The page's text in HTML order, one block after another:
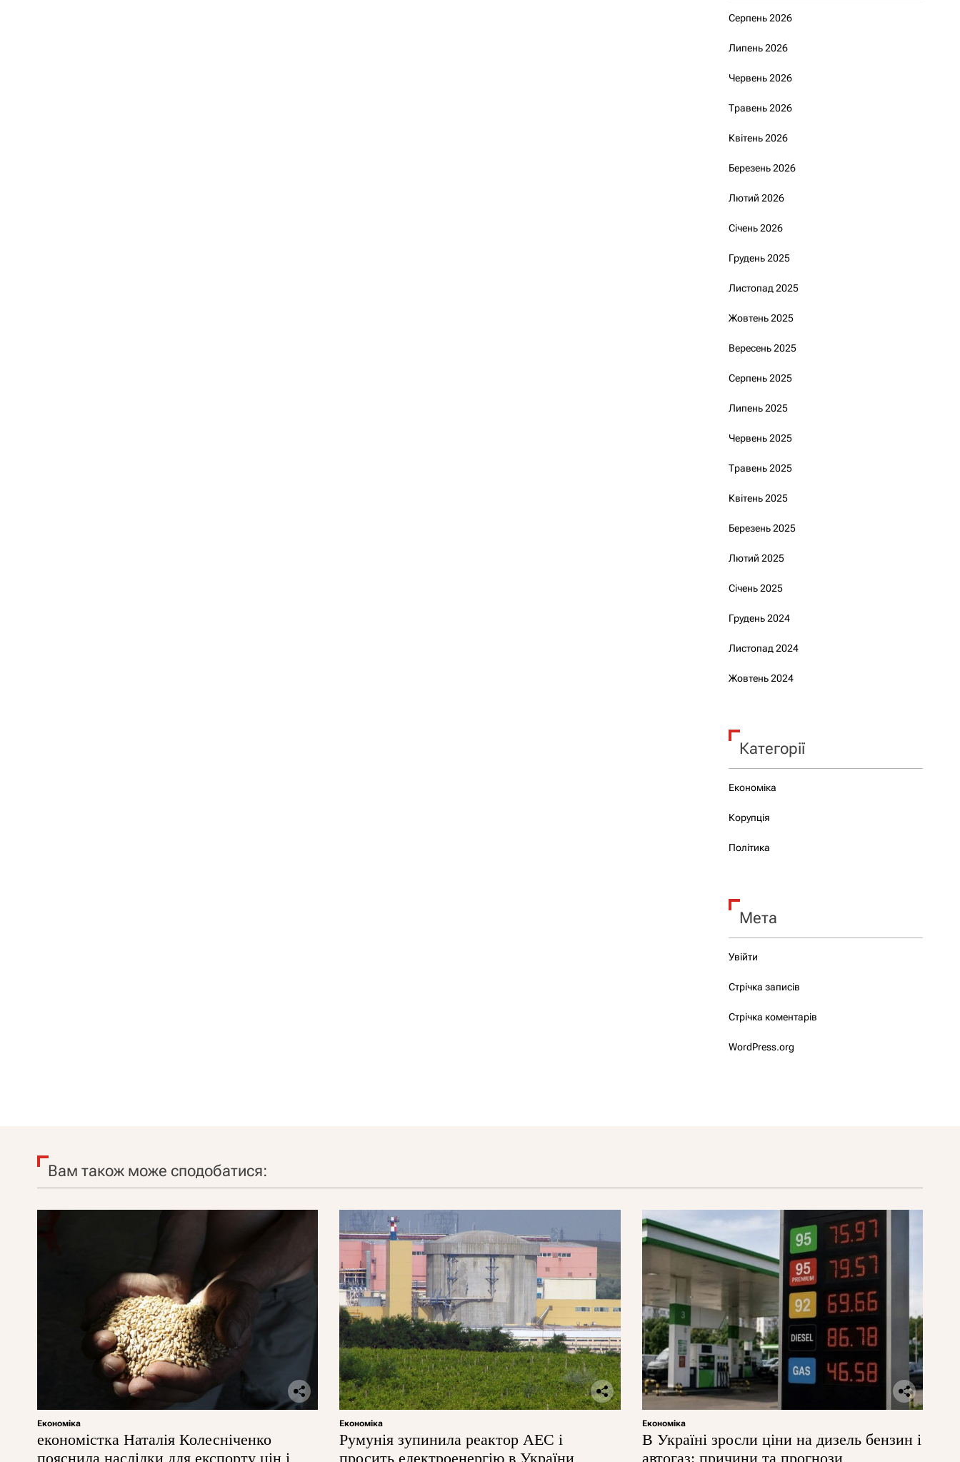
Серпень 2026
Липень 2026
Червень 2026
Травень 2026
Квітень 2026
Березень 2026
Лютий 2026
Січень 2026
Грудень 2025
Листопад 2025
Жовтень 2025
Вересень 2025
Серпень 2025
Липень 2025
Червень 2025
Травень 2025
Квітень 2025
Березень 2025
Лютий 2025
Січень 2025
Грудень 2024
Листопад 2024
Жовтень 2024
Категорії
Економіка
Корупція
Політика
Мета
Увійти
Стрічка записів
Стрічка коментарів
WordPress.org
Вам також може сподобатися:
Економіка
економістка Наталія Колесніченко
пояснила наслідки для експорту цін і
Економіка
Румунія зупинила реактор АЕС і
просить електроенергію в України
Економіка
В Україні зросли ціни на дизель бензин і
автогаз: причини та прогнози